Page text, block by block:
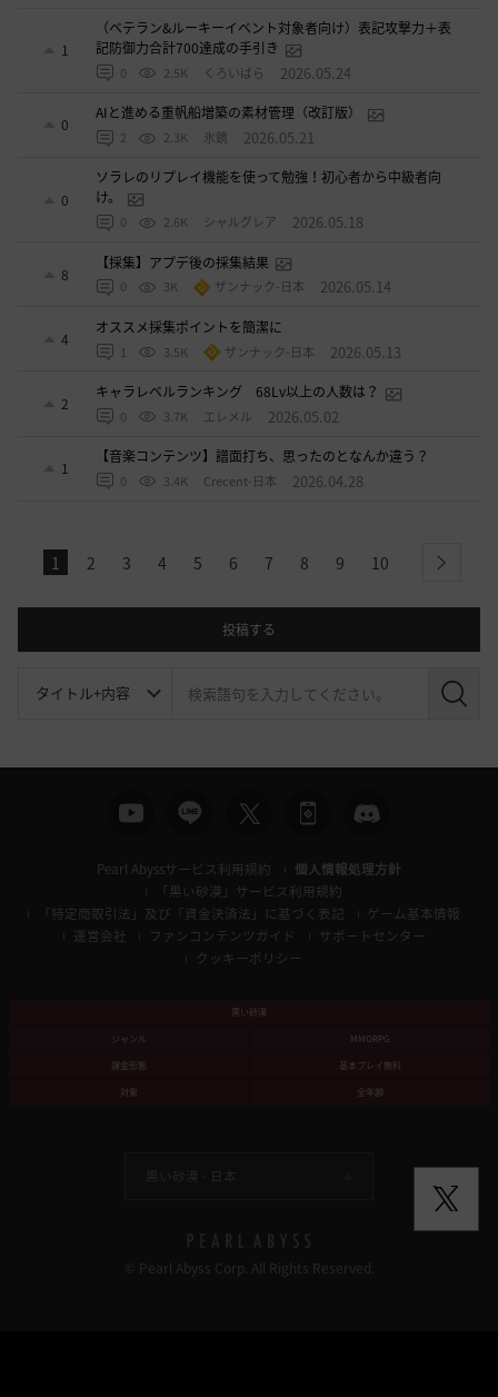
1
（ベテラン&ルーキーイベント対象者向け）表記攻撃力＋表
記防御力合計700達成の手引き
0 2.5K くろいばら 2026.05.24
0
AIと進める重帆船増築の素材管理（改訂版）
2 2.3K 氷鏡 2026.05.21
0
ソラレのリプレイ機能を使って勉強！初心者から中級者向
け。
0 2.6K シャルグレア 2026.05.18
8
【採集】アプデ後の採集結果
0 3K ザンナック-日本 2026.05.14
4
オススメ採集ポイントを簡潔に
1 3.5K ザンナック-日本 2026.05.13
2
キャラレベルランキング 68Lv以上の人数は？
0 3.7K エレメル 2026.05.02
1
【音楽コンテンツ】譜面打ち、思ったのとなんか違う？
0 3.4K Crecent-日本 2026.04.28
1 2 3 4 5 6 7 8 9 10 next
投稿する
検
Pearl Abyssサービス利用規約
個人情報処理方針
「黒い砂漠」サービス利用規約
「特定商取引法」及び「資金決済法」に基づく表記
ゲーム基本情報
運営会社
ファンコンテンツガイド
サポートセンター
クッキーポリシー
黒い砂漠
ジャンル
MMORPG
課金形態
基本プレイ無料
対象
全年齢
黒い砂漠 - 日本
© Pearl Abyss Corp. All Rights Reserved.